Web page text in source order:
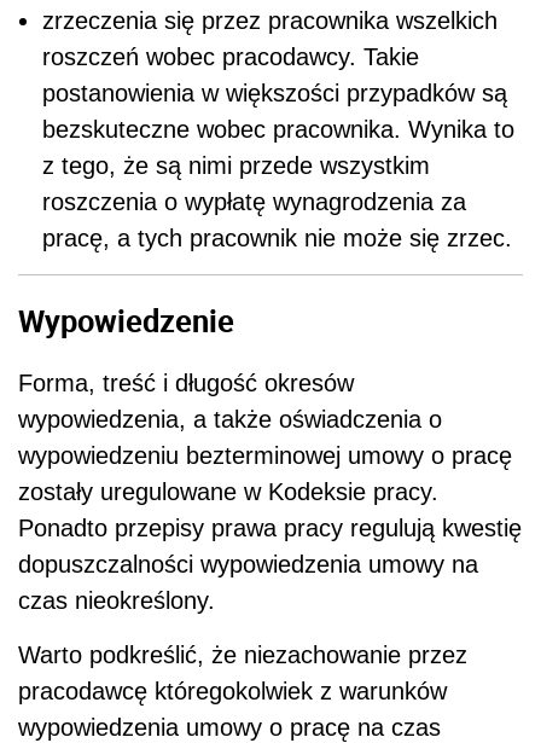
zrzeczenia się przez pracownika wszelkich
roszczeń wobec pracodawcy. Takie
postanowienia w większości przypadków są
bezskuteczne wobec pracownika. Wynika to
z tego, że są nimi przede wszystkim
roszczenia o wypłatę wynagrodzenia za
pracę, a tych pracownik nie może się zrzec.
Wypowiedzenie
Forma, treść i długość okresów
wypowiedzenia, a także oświadczenia o
wypowiedzeniu bezterminowej umowy o pracę
zostały uregulowane w Kodeksie pracy.
Ponadto przepisy prawa pracy regulują kwestię
dopuszczalności wypowiedzenia umowy na
czas nieokreślony.
Warto podkreślić, że niezachowanie przez
pracodawcę któregokolwiek z warunków
wypowiedzenia umowy o pracę na czas